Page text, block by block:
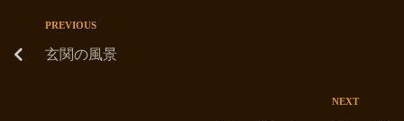
PREVIOUS
玄関の風景
NEXT